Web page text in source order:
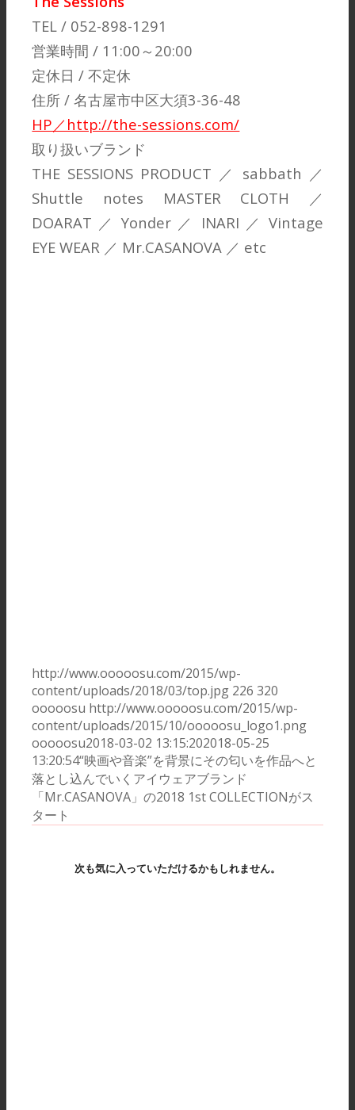
TEL / 052-898-1291
営業時間 / 11:00～20:00
定休日 / 不定休
住所 / 名古屋市中区大須3-36-48
HP／http://the-sessions.com/
取り扱いブランド
THE SESSIONS PRODUCT ／ sabbath ／
Shuttle notes MASTER CLOTH ／
DOARAT ／ Yonder ／ INARI ／ Vintage
EYE WEAR ／ Mr.CASANOVA ／ etc
http://www.ooooosu.com/2015/wp-
content/uploads/2018/03/top.jpg 226 320
ooooosu http://www.ooooosu.com/2015/wp-
content/uploads/2015/10/ooooosu_logo1.png
ooooosu2018-03-02 13:15:202018-05-25
13:20:54“映画や音楽”を背景にその匂いを作品へと
落とし込んでいくアイウェアブランド
「Mr.CASANOVA」の2018 1st COLLECTIONがス
タート
次も気に入っていただけるかもしれません。